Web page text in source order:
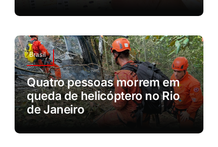
Brasil
Quatro pessoas morrem em
queda de helicóptero no Rio
de Janeiro